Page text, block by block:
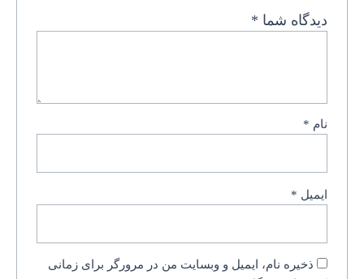
دیدگاه شما *
نام *
ایمیل *
ذخیره نام، ایمیل و وبسایت من در مرورگر برای زمانی